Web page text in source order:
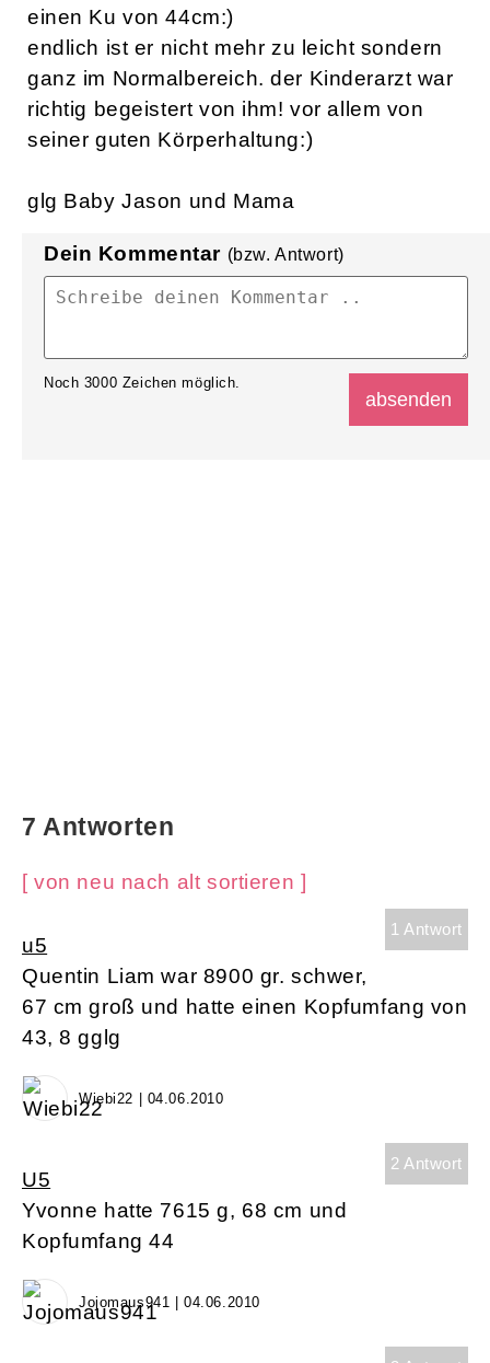
einen Ku von 44cm:)
endlich ist er nicht mehr zu leicht sondern
ganz im Normalbereich. der Kinderarzt war
richtig begeistert von ihm! vor allem von
seiner guten Körperhaltung:)
glg Baby Jason und Mama
Dein Kommentar (bzw. Antwort)
Noch 3000 Zeichen möglich.
7 Antworten
[ von neu nach alt sortieren ]
1 Antwort
u5
Quentin Liam war 8900 gr. schwer,
67 cm groß und hatte einen Kopfumfang von
43, 8 gglg
Wiebi22 | 04.06.2010
2 Antwort
U5
Yvonne hatte 7615 g, 68 cm und
Kopfumfang 44
Jojomaus941 | 04.06.2010